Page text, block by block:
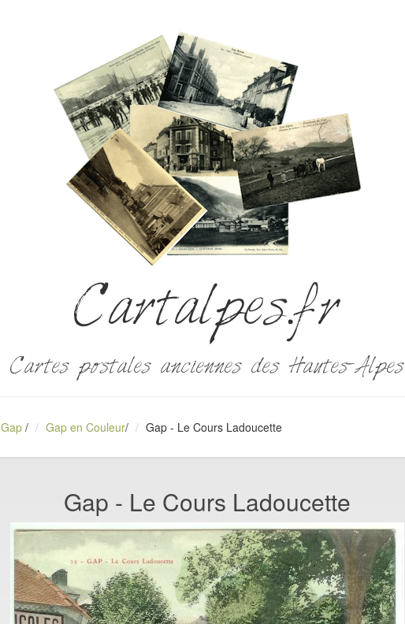
Cartalpes.fr
Cartes postales anciennes des Hautes-Alpes
Gap / Gap en Couleur/ Gap - Le Cours Ladoucette
Gap - Le Cours Ladoucette